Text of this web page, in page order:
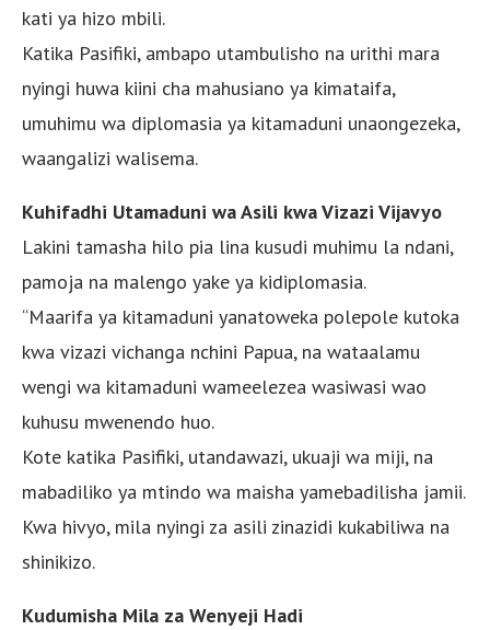
kati ya hizo mbili.
Katika Pasifiki, ambapo utambulisho na urithi mara
nyingi huwa kiini cha mahusiano ya kimataifa,
umuhimu wa diplomasia ya kitamaduni unaongezeka,
waangalizi walisema.
Kuhifadhi Utamaduni wa Asili kwa Vizazi Vijavyo
Lakini tamasha hilo pia lina kusudi muhimu la ndani,
pamoja na malengo yake ya kidiplomasia.
“Maarifa ya kitamaduni yanatoweka polepole kutoka
kwa vizazi vichanga nchini Papua, na wataalamu
wengi wa kitamaduni wameelezea wasiwasi wao
kuhusu mwenendo huo.
Kote katika Pasifiki, utandawazi, ukuaji wa miji, na
mabadiliko ya mtindo wa maisha yamebadilisha jamii.
Kwa hivyo, mila nyingi za asili zinazidi kukabiliwa na
shinikizo.
Kudumisha Mila za Wenyeji Hadi